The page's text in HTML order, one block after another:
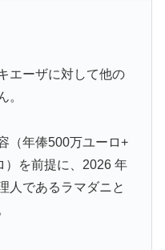
エーザに対して他の
。
（年俸500万ユーロ+
）を前提に、2026 年
人であるラマダニと